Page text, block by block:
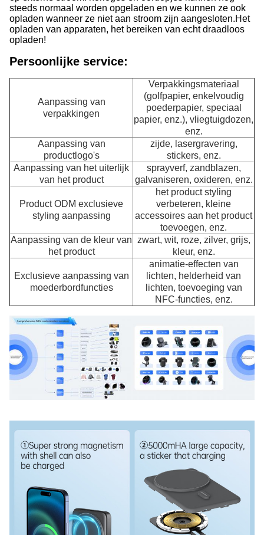
steeds normaal worden opgeladen en we kunnen ze ook
opladen wanneer ze niet aan stroom zijn aangesloten.Het
opladen van apparaten, het bereiken van echt draadloos
opladen!
Persoonlijke service:
Aanpassing van
verpakkingen
Verpakkingsmateriaal
(golfpapier, enkelvoudig
poederpapier, speciaal
papier, enz.), vliegtuigdozen,
enz.
Aanpassing van
productlogo's
zijde, lasergravering,
stickers, enz.
Aanpassing van het uiterlijk
van het product
sprayverf, zandblazen,
galvaniseren, oxideren, enz.
Product ODM exclusieve
styling aanpassing
het product styling
verbeteren, kleine
accessoires aan het product
toevoegen, enz.
Aanpassing van de kleur van
het product
zwart, wit, roze, zilver, grijs,
kleur, enz.
Exclusieve aanpassing van
moederbordfuncties
animatie-effecten van
lichten, helderheid van
lichten, toevoeging van
NFC-functies, enz.